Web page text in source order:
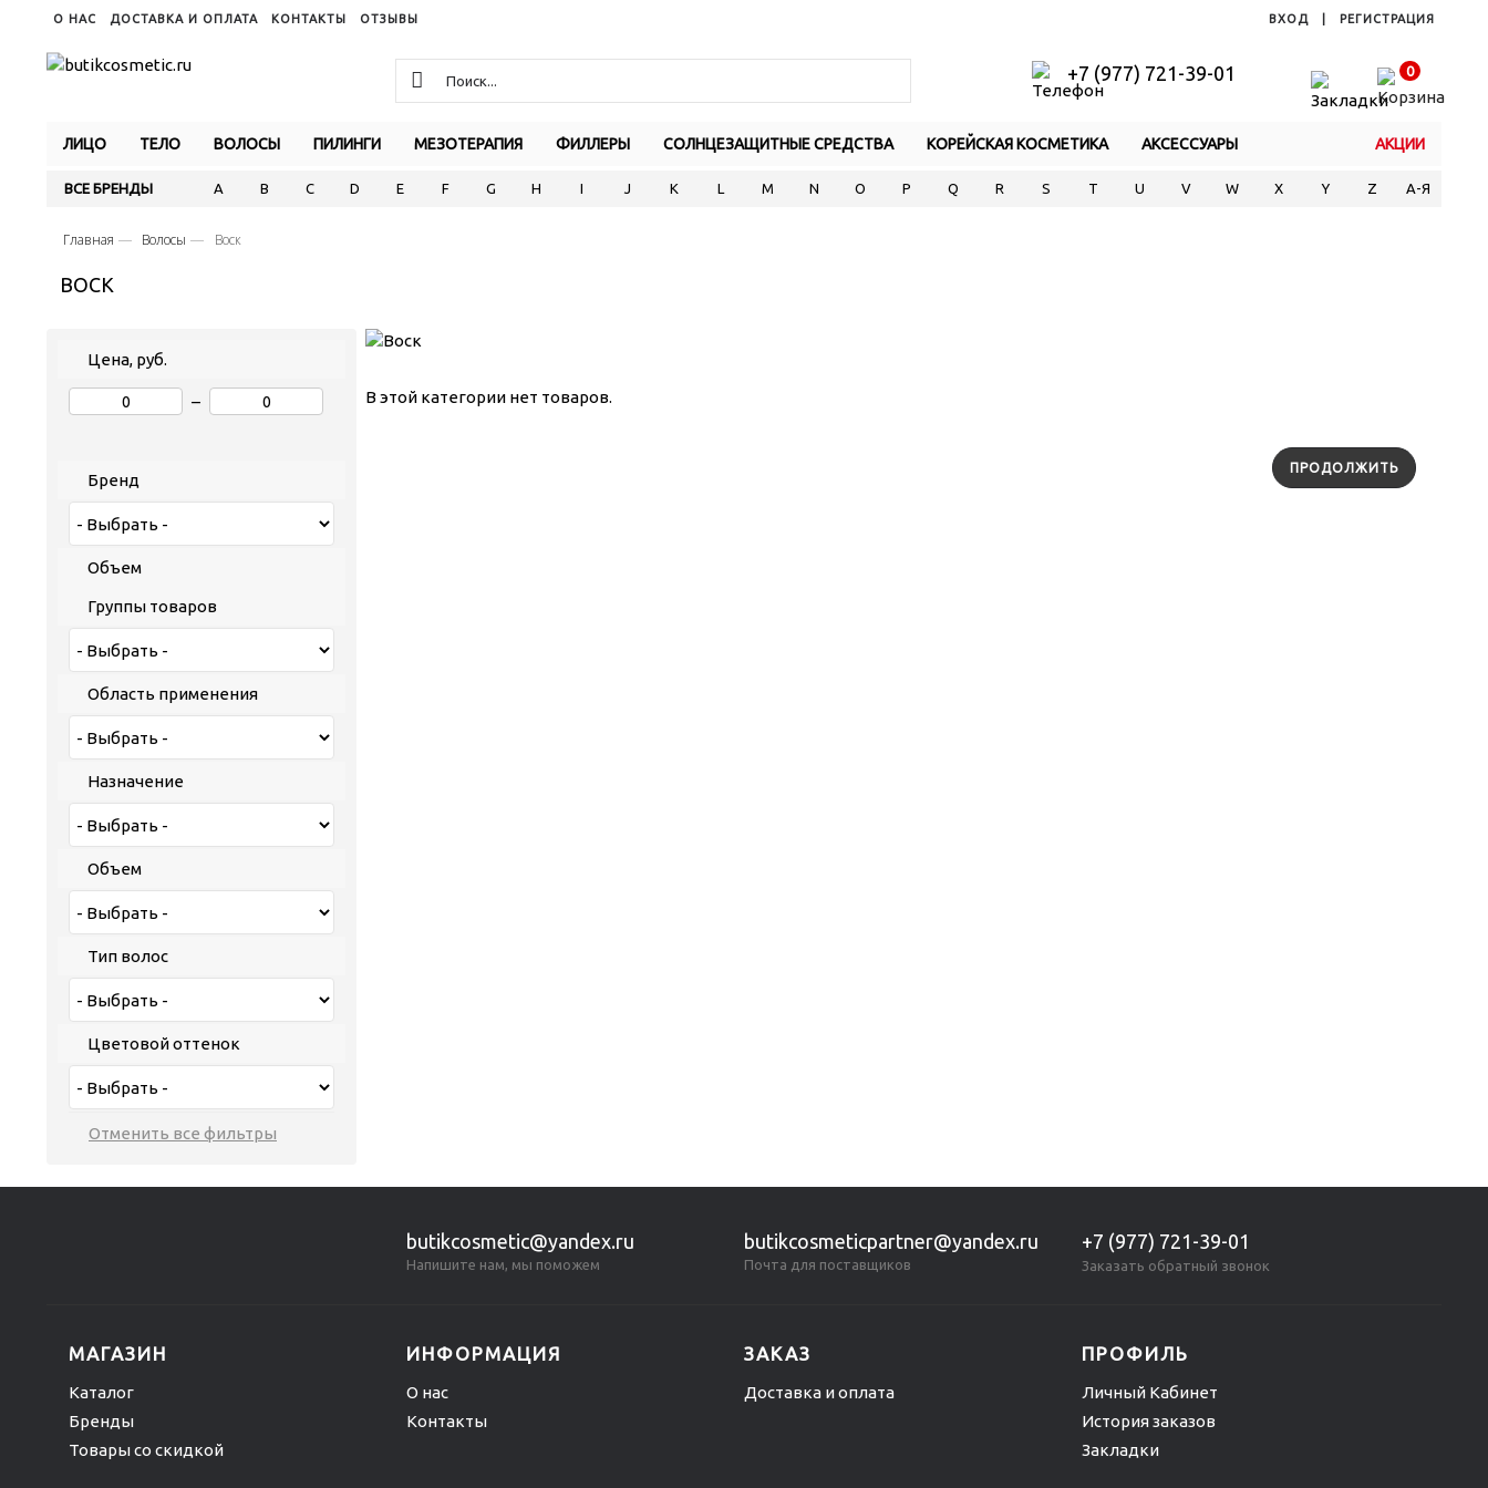
О НАС ДОСТАВКА И ОПЛАТА КОНТАКТЫ ОТЗЫВЫ ВХОД РЕГИСТРАЦИЯ
+7 (977) 721-39-01 0
ЛИЦО ТЕЛО ВОЛОСЫ ПИЛИНГИ МЕЗОТЕРАПИЯ ФИЛЛЕРЫ СОЛНЦЕЗАЩИТНЫЕ СРЕДСТВА КОРЕЙСКАЯ КОСМЕТИКА АКСЕССУАРЫ АКЦИИ
ВСЕ БРЕНДЫ A B C D E F G H I J K L M N O P Q R S T U V W X Y Z А-Я
Главная Волосы Воск
ВОСК
Цена, руб.
–
Бренд
Объем
Группы товаров
Область применения
Назначение
Объем
Тип волос
Цветовой оттенок
В этой категории нет товаров.
ПРОДОЛЖИТЬ
butikcosmetic@yandex.ru
Напишите нам, мы поможем
butikcosmeticpartner@yandex.ru
Почта для поставщиков
+7 (977) 721-39-01
Заказать обратный звонок
МАГАЗИН
Каталог
Бренды
Товары со скидкой
ИНФОРМАЦИЯ
О нас
Контакты
ЗАКАЗ
Доставка и оплата
ПРОФИЛЬ
Личный Кабинет
История заказов
Закладки